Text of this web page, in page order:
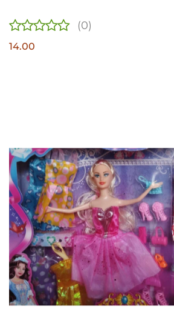
(0)
14.00